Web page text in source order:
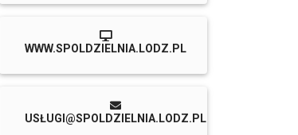
WWW.SPOLDZIELNIA.LODZ.PL
USŁUGI@SPOLDZIELNIA.LODZ.PL